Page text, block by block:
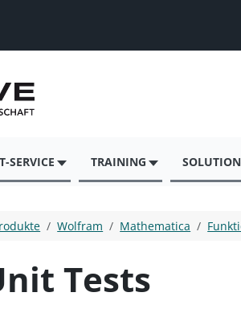
SERVICE TRAINING
Wolfram Mathematica
Tests